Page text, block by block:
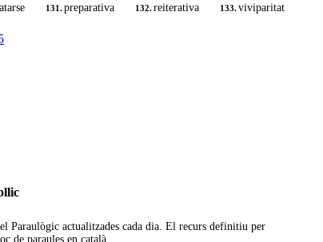
131.preparativa 132.reiterativa 133.viviparitat
Paraulògic actualitzades cada dia. El recurs definitiu per
de paraules en català.